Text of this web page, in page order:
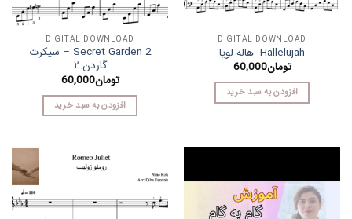
DIGITAL DOWNLOAD
Hallelujah- هاله لویا
تومان60,000
افزودن به سبد خرید
DIGITAL DOWNLOAD
Secret Garden 2 – سیکرت
گاردن ۲
تومان60,000
افزودن به سبد خرید